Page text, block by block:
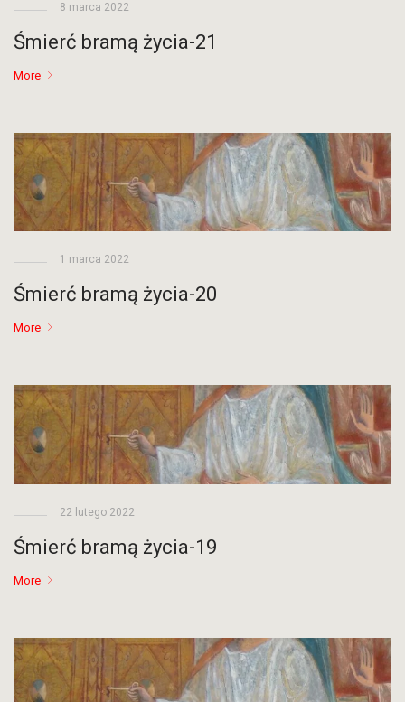
8 marca 2022
Śmierć bramą życia-21
More
1 marca 2022
Śmierć bramą życia-20
More
22 lutego 2022
Śmierć bramą życia-19
More